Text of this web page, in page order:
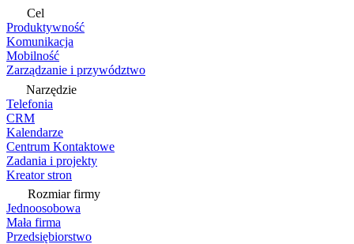
Cel
Produktywność
Komunikacja
Mobilność
Zarządzanie i przywództwo
Narzędzie
Telefonia
CRM
Kalendarze
Centrum Kontaktowe
Zadania i projekty
Kreator stron
Rozmiar firmy
Jednoosobowa
Mała firma
Przedsiębiorstwo